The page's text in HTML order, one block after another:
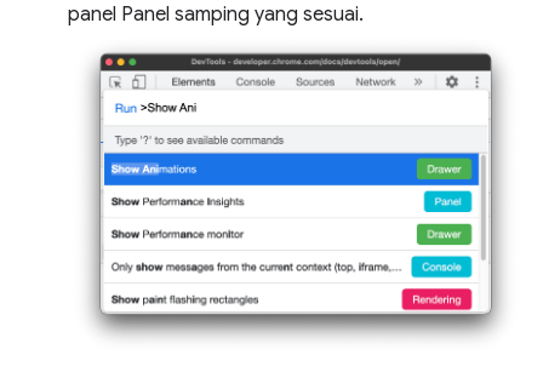
panel Panel samping yang sesuai.